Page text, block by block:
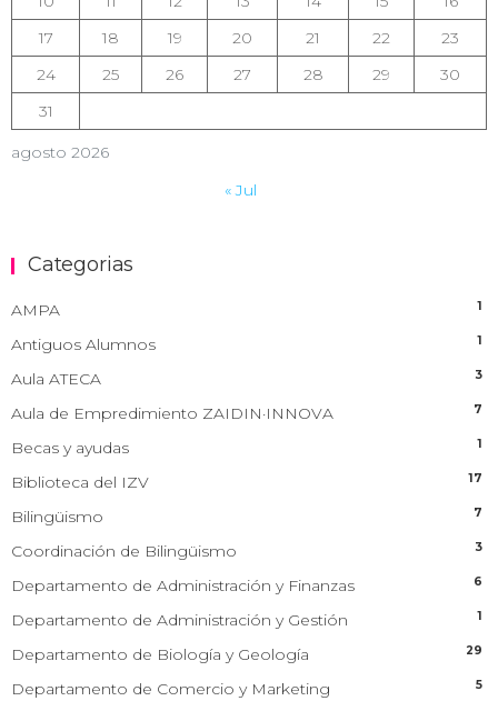
agosto 2026
17
18 19 20 21 22
23
24
25 26 27 28 29
30
31
« Jul
Categorias
AMPA 1
Antiguos Alumnos 1
Aula ATECA 3
Aula de Empredimiento ZAIDIN·INNOVA 7
Becas y ayudas 1
Biblioteca del IZV 17
Bilingüismo 7
Coordinación de Bilingüismo 3
Departamento de Administración y Finanzas 6
Departamento de Administración y Gestión 1
Departamento de Biología y Geología 29
Departamento de Comercio y Marketing 5